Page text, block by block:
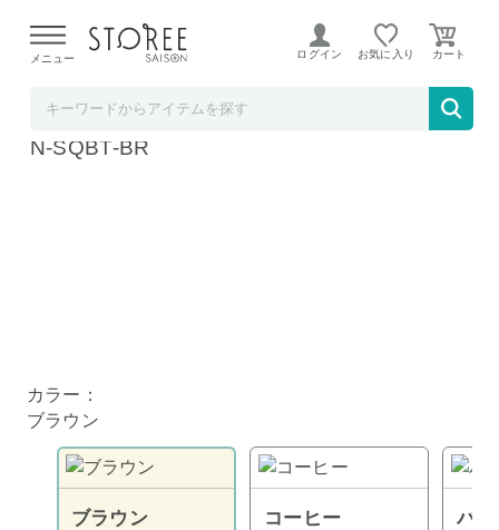
よる配送遅延が発生しております。
メニュー ログイン お気に入り
MILASIC スクエア リングベルト ブラウン T
N-SQBT-BR
カラー：
ブラウン
ブラウン コーヒー バ